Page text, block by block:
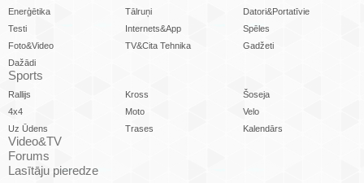
Enerģētika Tālruņi
Datori&Portatīvie
Testi
Internets&App
Spēles
Foto&Video
TV&Cita Tehnika
Gadžeti
Dažādi
Sports
Rallijs Kross
Šoseja
4x4
Moto
Velo
Uz Ūdens
Trases Kalendārs
Video&TV
Forums
Lasītāju pieredze